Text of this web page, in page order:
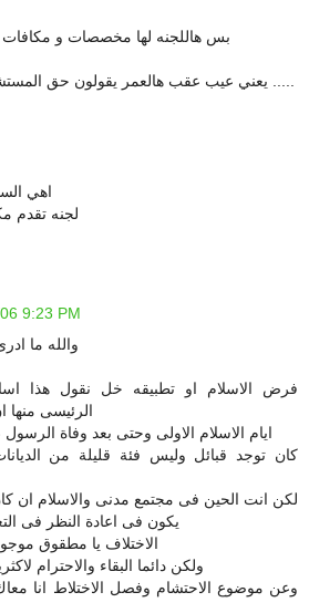
بس هاللجنه لها مخصصات و مكافات
اهي
لجنه تقدم
9:23 PM
والله ما
فرض الاسلام او تطبيقه خل نقول هذا
الرئيسى منها
ايام الاسلام الاولى وحتى بعد وفاة الرسول
كان توجد قبائل وليس فئة قليلة من
لكن انت الحين فى مجتمع مدنى والاسلام ان
يكون فى اعادة النظر فى
الاختلاف يا مطقوق
ولكن دائما البقاء والاحترام
وعن موضوع الاحتشام وفصل الاختلاط انا